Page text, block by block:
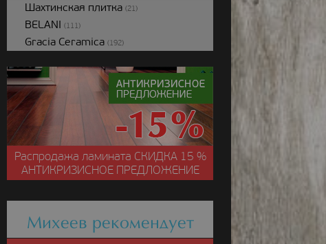
Шахтинская плитка (21)
BELANI (111)
Gracia Ceramica (192)
Распродажа ламината СКИДКА15 %
АНТИКРИЗИСНОЕ ПРЕДЛОЖЕНИЕ
Михеев рекомендует